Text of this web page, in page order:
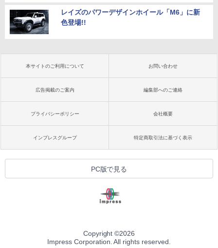
レイズのパワーデザインホイール「M6」に新
色登場!!
本サイトのご利用について お問い合わせ
広告掲載のご案内 編集部へのご連絡
プライバシーポリシー 会社概要
インプレスグループ 特定商取引法に基づく表示
PC版で見る
Copyright ©2026
Impress Corporation. All rights reserved.